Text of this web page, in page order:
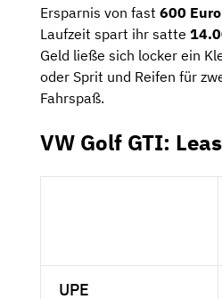
Ersparnis von fast 600 Euro
Laufzeit spart ihr satte
Geld ließe sich locker ein
oder Sprit und Reifen für
Fahrspaß.
VW Golf GTI:
UPE